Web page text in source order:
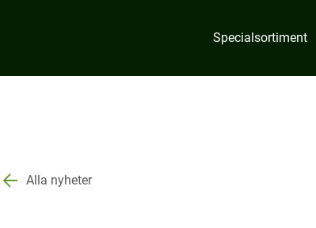
Specialsortiment
Alla nyheter